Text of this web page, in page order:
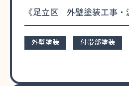
《足立区 外壁塗装工事・
外壁塗装 付帯部塗装